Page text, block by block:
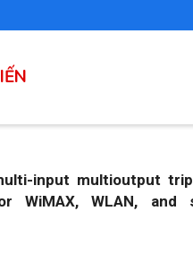
input multioutput
WiMAX, WLAN, and